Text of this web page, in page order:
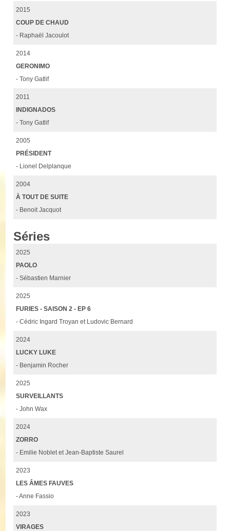
2015
COUP DE CHAUD
- Raphaël Jacoulot
2014
GERONIMO
- Tony Gatlif
2011
INDIGNADOS
- Tony Gatlif
2005
PRÉSIDENT
- Lionel Delplanque
2004
À TOUT DE SUITE
- Benoit Jacquot
Séries
2025
PAOLO
- Sébastien Marnier
2025
FURIES - SAISON 2 - EP 6
- Cédric Ingard Troyan et Ludovic Bernard
2024
LUCKY LUKE
- Benjamin Rocher
2025
SURVEILLANTS
- John Wax
2024
ZORRO
- Emilie Noblet et Jean-Baptiste Saurel
2023
LES ÂMES FAUVES
- Anne Fassio
2023
VIRAGES